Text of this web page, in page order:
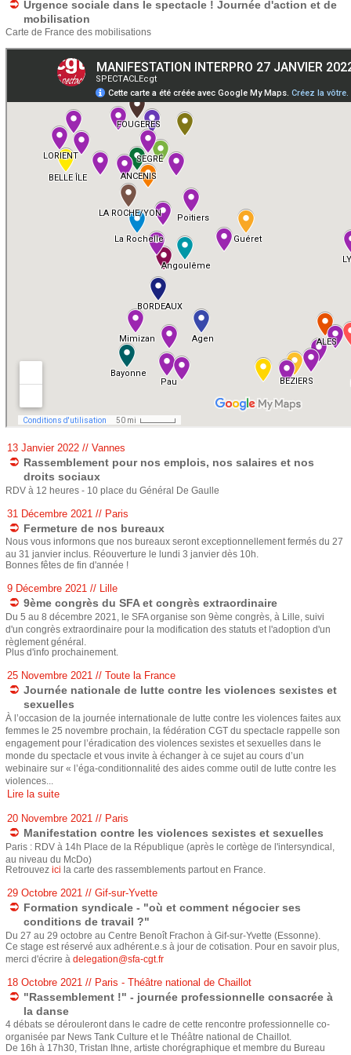
e
e
r
e
u
s
Urgence sociale dans le spectacle ! Journée d'action et de
mobilisation
Carte de France des mobilisations
13 Janvier 2022// Vannes
Rassemblement pour nos emplois, nos salaires et nos
droits sociaux
RDV à 12 heures - 10 place du Général De Gaulle
31 Décembre 2021 // Paris
Fermeture de nos bureaux
Nous vous informons que nos bureaux seront exceptionnellement fermés du 27
au 31 janvier inclus. Réouverture le lundi 3 janvier dès 10h.
Bonnes fêtes de fin d'année !
9 Décembre 2021// Lille
9ème congrès du SFA et congrès extraordinaire
Du 5 au 8 décembre 2021, le SFA organise son 9ème congrès, à Lille, suivi
d'un congrès extraordinaire pour la modification des statuts et l'adoption d'un
règlement général.
Plus d'info prochainement.
25 Novembre 2021// Toute la France
Journée nationale de lutte contre les violences sexistes et
sexuelles
À l’occasion de la journée internationale de lutte contre les violences faites aux
femmes le 25 novembre prochain, la fédération CGT du spectacle rappelle son
engagement pour l’éradication des violences sexistes et sexuelles dans le
monde du spectacle et vous invite à échanger à ce sujet au cours d’un
webinaire sur « l’éga-conditionnalité des aides comme outil de lutte contre les
violences...
Lire la suite
20 Novembre 2021// Paris
Manifestation contre les violences sexistes et sexuelles
Paris : RDV à 14h Place de la République (après le cortège de l'intersyndical,
au niveau du McDo)
Retrouvez ici la carte des rassemblements partout en France.
29 Octobre 2021// Gif-sur-Yvette
Formation syndicale - "où et comment négocier ses
conditions de travail ?"
Du 27 au 29 octobre au Centre Benoît Frachon à Gif-sur-Yvette (Essonne).
Ce stage est réservé aux adhérent.e.s à jour de cotisation. Pour en savoir plus,
merci d'écrire à delegation@sfa-cgt.fr
18 Octobre 2021 // Paris - Théâtre national de Chaillot
"Rassemblement !" - journée professionnelle consacrée à
la danse
4 débats se dérouleront dans le cadre de cette rencontre professionnelle co-
organisée par News Tank Culture et le Théâtre national de Chaillot.
De 16h à 17h30, Tristan Ihne, artiste chorégraphique et membre du Bureau